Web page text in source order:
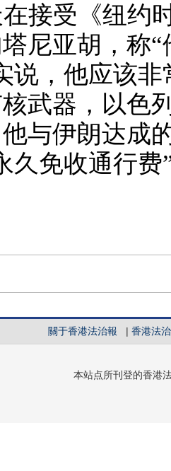
接受《纽约
尼亚胡，称
说，他应该
武器，以色
与伊朗达成
久免收通行费
關于香港法治報 | 香港法
本站点所刊登的香港